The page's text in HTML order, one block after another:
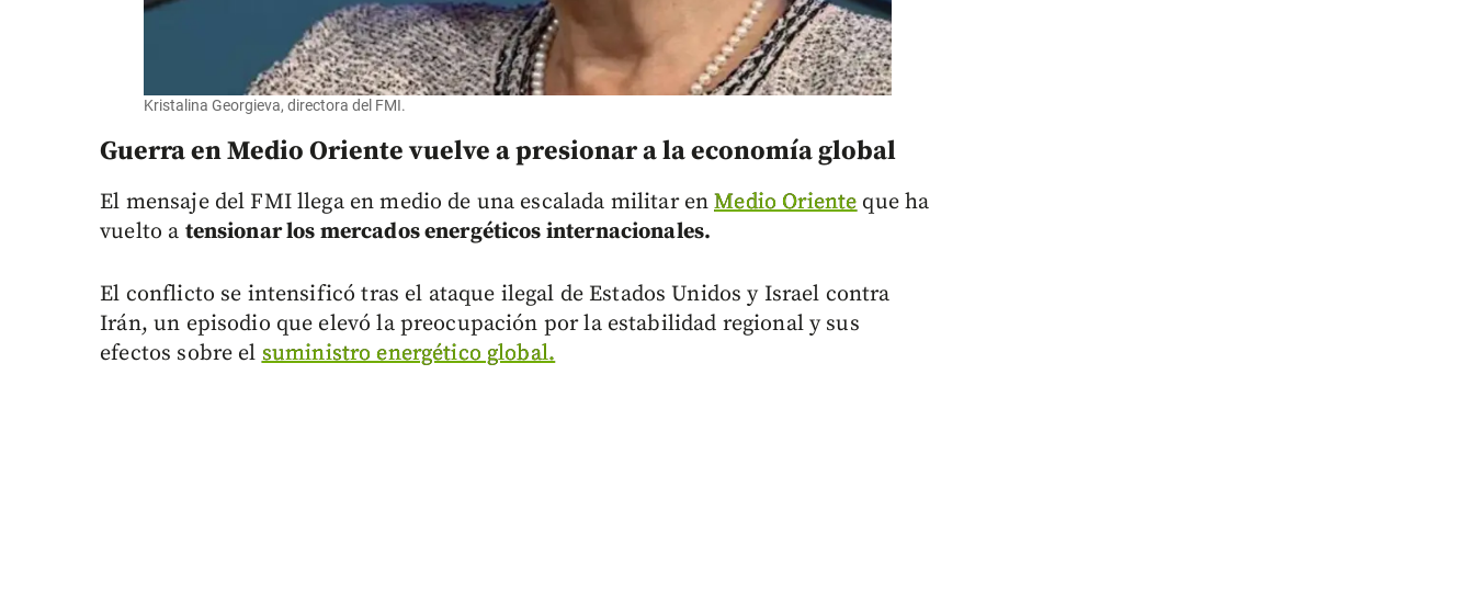
Kristalina Georgieva, directora del FMI.
Guerra en Medio Oriente vuelve a presionar a la economía global
El mensaje del FMI llega en medio de una escalada militar enMedio Oriente que ha
vuelto a tensionar los mercados energéticos internacionales.
El conflicto se intensificó tras el ataque ilegal de Estados Unidos y Israel contra
Irán, un episodio que elevó la preocupación por la estabilidad regional y sus
efectos sobre el suministro energético global.